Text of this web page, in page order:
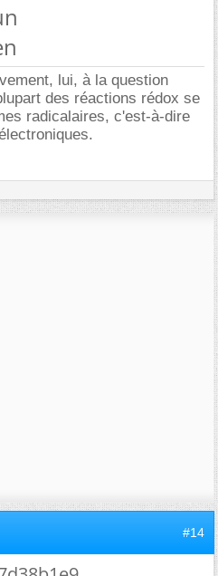
lui, à la question
des réactions rédox se
radicalaires, c'est-à-dire
#14